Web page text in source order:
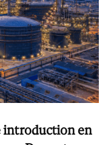
introduction en